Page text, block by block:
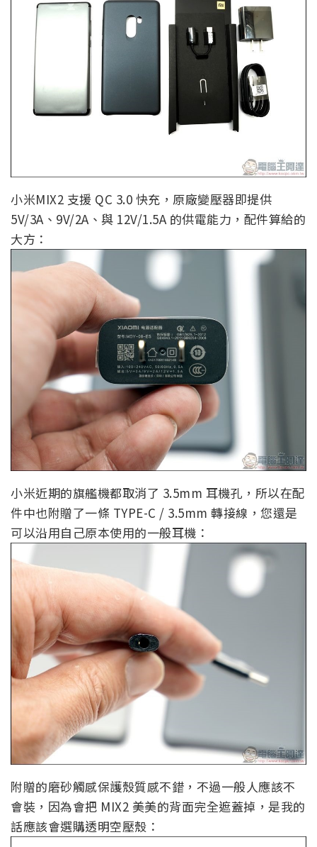
小米MIX2 支援 QC 3.0 快充，原廠變壓器即提供
5V/3A、9V/2A、與 12V/1.5A 的供電能力，配件算給的
大方：
小米近期的旗艦機都取消了 3.5mm 耳機孔，所以在配
件中也附贈了一條 TYPE-C / 3.5mm 轉接線，您還是
可以沿用自己原本使用的一般耳機：
附贈的磨砂觸感保護殼質感不錯，不過一般人應該不
會裝，因為會把 MIX2 美美的背面完全遮蓋掉，是我的
話應該會選購透明空壓殼：